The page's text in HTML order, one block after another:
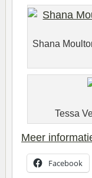
Shana
Tessa
Meer
Facebook